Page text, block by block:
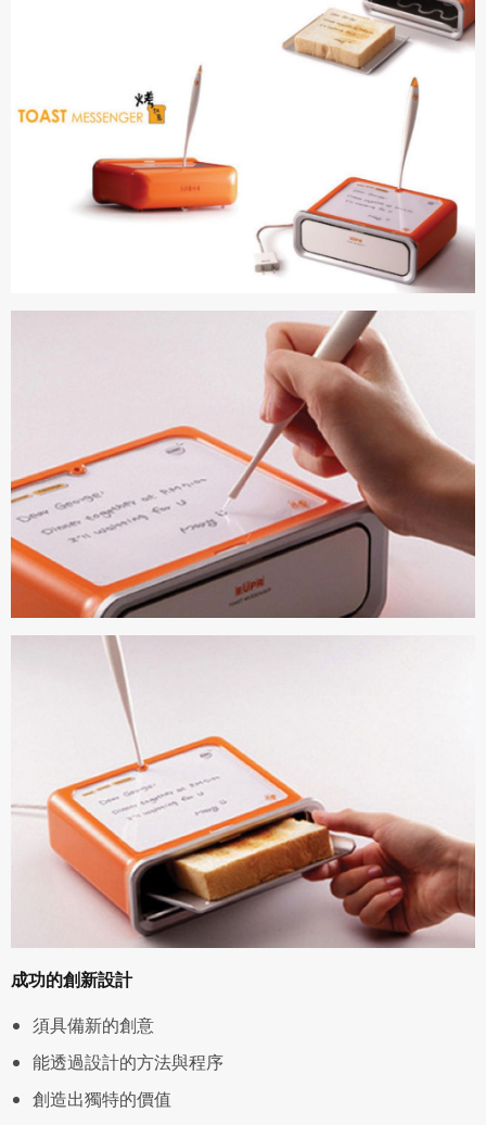
成功的創新設計
須具備新的創意
能透過設計的方法與程序
創造出獨特的價值